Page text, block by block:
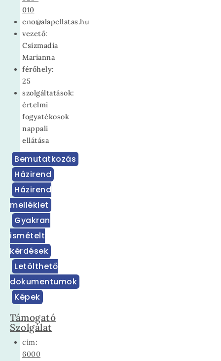
010
eno@alapellatas.hu
vezető:
Csizmadia
Marianna
férőhely:
25
szolgáltatások:
értelmi
fogyatékosok
nappali
ellátása
Bemutatkozás
Házirend
Házirend
melléklet
Gyakran
ismételt
kérdések
Letölthető
dokumentumok
Képek
Támogató
Szolgálat
cím:
6000